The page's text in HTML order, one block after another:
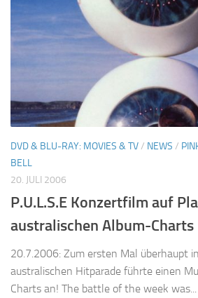
DVD & BLU-RAY: MOVIES & TV/ NEWS /
BELL
20. JULI 2006
P.U.L.S.E Konzertfilm auf
australischen Album-Charts
20.7.2006: Zum ersten Mal überhaupt
australischen Hitparade führte einen
Charts an! The battle of the week was...